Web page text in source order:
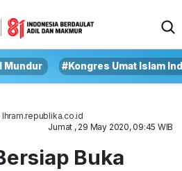
Mundur #Kongres Umat Islam
Ihram.republika.co.id
Jumat , 29 May 2020, 09:45 WIB
Buka